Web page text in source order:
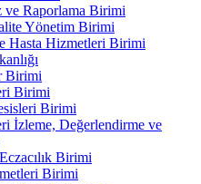
ve Raporlama Birimi
Yönetim Birimi
Hasta Hizmetleri Birimi
Birimi
Birimi
Birimi
İzleme, Değerlendirme ve
Birimi
Birimi